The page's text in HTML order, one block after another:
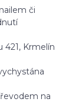
či
421, Krmelín
na